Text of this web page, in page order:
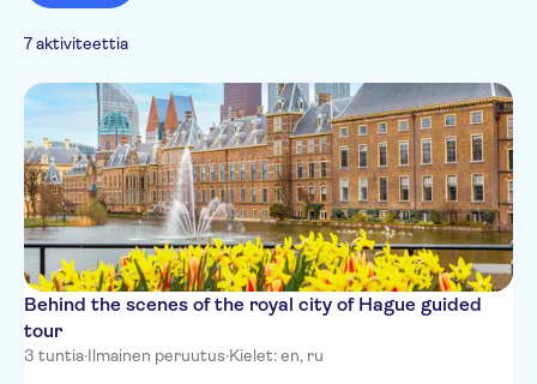
E-lippu
monumenteilla
French
Russian
7 aktiviteettia
Behind the scenes of the royal city of Hague guided
tour
3 tuntia·Ilmainen peruutus·Kielet: en, ru